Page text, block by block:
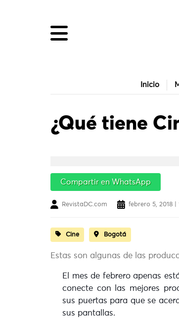
Inicio
¿Qué tiene
Compartir en WhatsApp
RevistaDC.com febrero 5, 2018 |
Cine Bogotá
Estas son algunas de las
El mes de febrero apenas
conecte con las mejores
sus puertas para que se
sus pantallas.